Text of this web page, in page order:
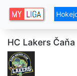
HC Lakers Čaňa